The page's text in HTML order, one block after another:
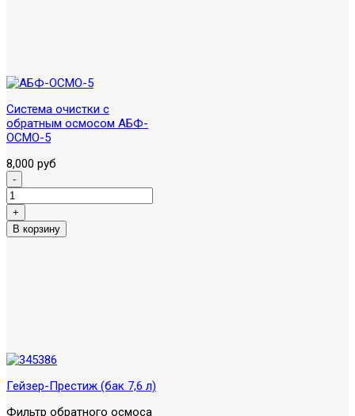
Система очистки с
обратным осмосом АБФ-
ОСМО-5
8,000 руб
Гейзер-Престиж (бак 7,6 л)
Фильтр обратного осмоса